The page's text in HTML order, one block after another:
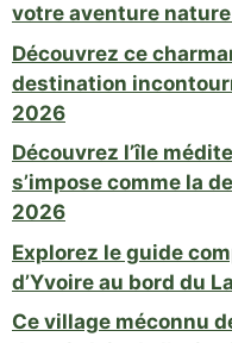
votre aventure
Découvrez ce
destination
2026
Découvrez l’île
s’impose comme la
2026
Explorez le guide
d’Yvoire au bord du
Ce village méconnu